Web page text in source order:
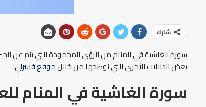
شارك
سورة الغاشية في المنام من الرؤى المحمودة التي تنم عن
بعض الدلالات الأخرى التي نوضحها من خلالموقع فسرلي.
سورة الغاشية في المنام